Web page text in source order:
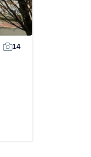
14